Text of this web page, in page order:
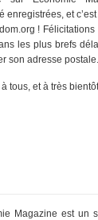
enregistrées, et
!
les plus brefs
son adresse postale.
tous, et à très
Magazine est un